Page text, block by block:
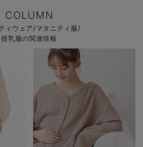
COLUMN
ィウェア/マタニティ服/
授乳服の関連情報